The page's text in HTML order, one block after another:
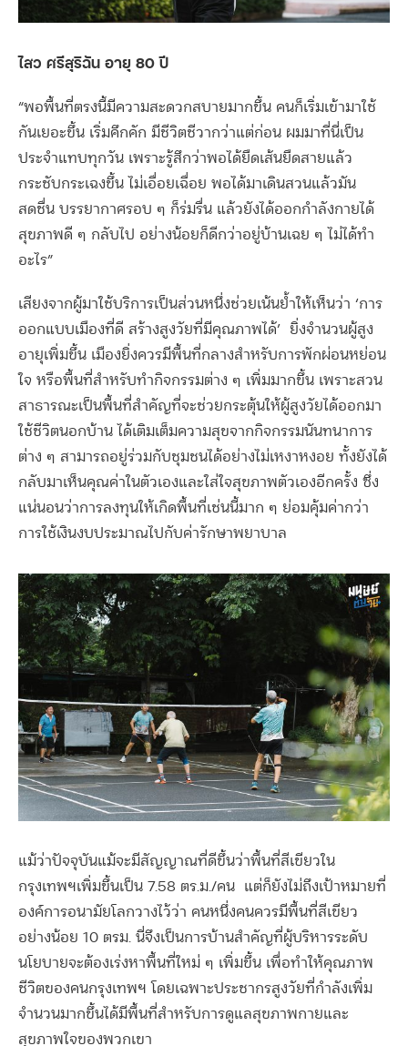
ไสว ศรีสุริฉัน อายุ 80 ปี
“พอพื้นที่ตรงนี้มีความสะดวกสบายมากขึ้น คนก็เริ่มเข้ามาใช้
กันเยอะขึ้น เริ่มคึกคัก มีชีวิตชีวากว่าแต่ก่อน ผมมาที่นี่เป็น
ประจำแทบทุกวัน เพราะรู้สึกว่าพอได้ยืดเส้นยืดสายแล้ว
กระชับกระเฉงขึ้น ไม่เอื่อยเฉื่อย พอได้มาเดินสวนแล้วมัน
สดชื่น บรรยากาศรอบ ๆ ก็ร่มรื่น แล้วยังได้ออกกำลังกายได้
สุขภาพดี ๆ กลับไป อย่างน้อยก็ดีกว่าอยู่บ้านเฉย ๆ ไม่ได้ทำ
อะไร”
เสียงจากผู้มาใช้บริการเป็นส่วนหนึ่งช่วยเน้นย้ำให้เห็นว่า ‘การ
ออกแบบเมืองที่ดี สร้างสูงวัยที่มีคุณภาพได้’ ยิ่งจำนวนผู้สูง
อายุเพิ่มขึ้น เมืองยิ่งควรมีพื้นที่กลางสำหรับการพักผ่อนหย่อน
ใจ หรือพื้นที่สำหรับทำกิจกรรมต่าง ๆ เพิ่มมากขึ้น เพราะสวน
สาธารณะเป็นพื้นที่สำคัญที่จะช่วยกระตุ้นให้ผู้สูงวัยได้ออกมา
ใช้ชีวิตนอกบ้าน ได้เติมเต็มความสุขจากกิจกรรมนันทนาการ
ต่าง ๆ สามารถอยู่ร่วมกับชุมชนได้อย่างไม่เหงาหงอย ทั้งยังได้
กลับมาเห็นคุณค่าในตัวเองและใส่ใจสุขภาพตัวเองอีกครั้ง ซึ่ง
แน่นอนว่าการลงทุนให้เกิดพื้นที่เช่นนี้มาก ๆ ย่อมคุ้มค่ากว่า
การใช้เงินงบประมาณไปกับค่ารักษาพยาบาล
แม้ว่าปัจจุบันแม้จะมีสัญญาณที่ดีขึ้นว่าพื้นที่สีเขียวใน
กรุงเทพฯเพิ่มขึ้นเป็น 7.58 ตร.ม./คน
แต่ก็ยังไม่ถึงเป้าหมายที่
องค์การอนามัยโลกวางไว้ว่า คนหนึ่งคนควรมีพื้นที่สีเขียว
อย่างน้อย 10 ตรม. นี่จึงเป็นการบ้านสำคัญที่ผู้บริหารระดับ
นโยบายจะต้องเร่งหาพื้นที่ใหม่ ๆ เพิ่มขึ้น เพื่อทำให้คุณภาพ
ชีวิตของคนกรุงเทพฯ โดยเฉพาะประชากรสูงวัยที่กำลังเพิ่ม
จำนวนมากขึ้นได้มีพื้นที่สำหรับการดูแลสุขภาพกายและ
สุขภาพใจของพวกเขา